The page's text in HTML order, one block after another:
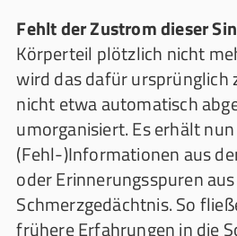
Fehlt der Zustrom dieser
Körperteil plötzlich nicht
wird das dafür ursprünglich
nicht etwa automatisch
umorganisiert. Es erhält nun
(Fehl-)Informationen aus
oder Erinnerungsspuren
Schmerzgedächtnis. So
frühere Erfahrungen in die